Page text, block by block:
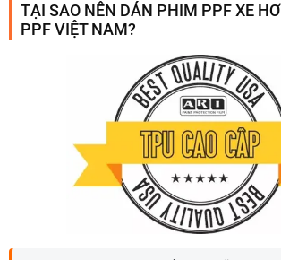
TẠI SAO NÊN DÁN PHIM PPF XE
PPF VIỆT NAM?